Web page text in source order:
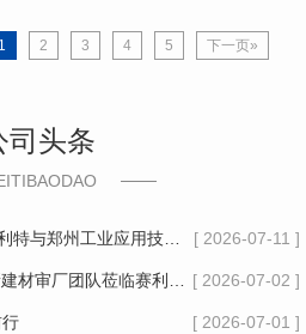
1 2 3 4 5 下一页»
司头条
[ 2026-07-11 ]
[ 2026-07-02 ]
[ 2026-07-01 ]